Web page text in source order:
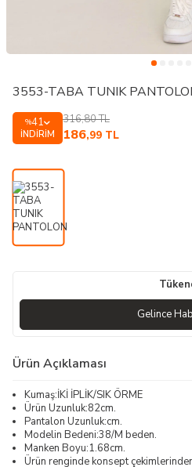
3553-TABA TUNIK
%41
İNDIRIM
316,80TL
186,99 TL
Gelince
Ürün Açıklaması
Kumaş:İKİ İPLİK/SIK ÖRME
Ürün Uzunluk:82cm.
Pantalon Uzunluk:cm.
Modelin Bedeni:38/M beden.
Manken Boyu:1.68cm.
Ürün renginde konsept